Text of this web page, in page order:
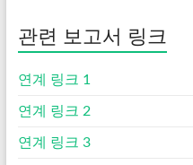
관련 보고서 링크
연계 링크 1
연계 링크 2
연계 링크 3